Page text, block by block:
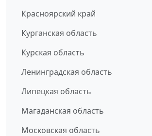
Красноярский край
Курганская область
Курская область
Ленинградская область
Липецкая область
Магаданская область
Московская область